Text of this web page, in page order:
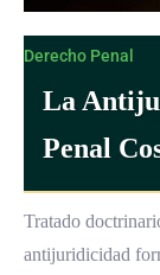
Derecho Penal
La
Penal
Tratado
antijuridicidad